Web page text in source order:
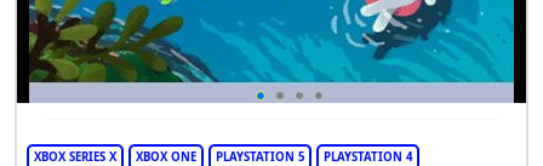
XBOX SERIES X XBOX ONE PLAYSTATION 5 PLAYSTATION 4